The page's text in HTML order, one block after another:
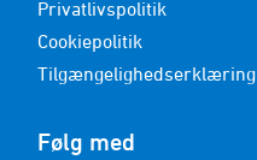
Privatlivspolitik
Cookiepolitik
Tilgængelighedserklæring
Følg med